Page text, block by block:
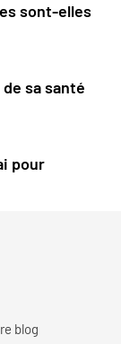
sont-elles
sa santé
pour
blog